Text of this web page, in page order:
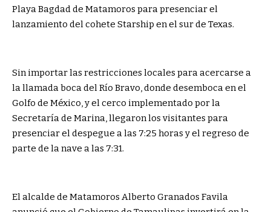
Playa Bagdad de Matamoros para presenciar el
lanzamiento del cohete Starship en el sur de Texas.
Sin importar las restricciones locales para acercarse a
la llamada boca del Río Bravo, donde desemboca en el
Golfo de México, y el cerco implementado por la
Secretaría de Marina, llegaron los visitantes para
presenciar el despegue a las 7:25 horas y el regreso de
parte de la nave a las 7:31.
El alcalde de Matamoros Alberto Granados Favila